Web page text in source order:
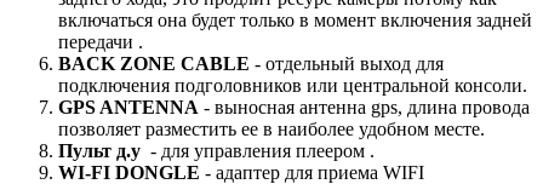
включаться она будет только в момент включения задней
передачи .
BACK ZONE CABLE - отдельный выход для
подключения подголовников или центральной консоли.
GPS ANTENNA - выносная антенна gps, длина провода
позволяет разместить ее в наиболее удобном месте.
Пульт д.у - для управления плеером .
WI-FI DONGLE - адаптер для приема WIFI